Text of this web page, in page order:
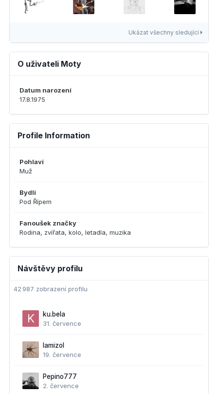
Ukázat všechny sledující
O uživateli Moty
Datum narození
17.8.1975
Profile Information
Pohlaví
Muž
Bydlí
Pod Řípem
Fanoušek značky
Rodina, zvířata, kolo, letadla, muzika
Návštěvy profilu
42 987 zobrazení profilu
ku.bela
31. července
lamizol
19. července
Pepino777
2. července